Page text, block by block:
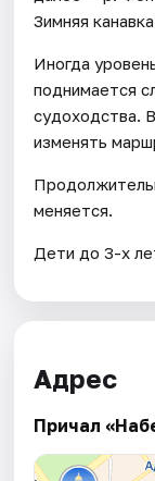
Зимняя
Иногда
поднимается
судоходства.
изменять
меняется.
Дети до 3-х
Адрес
Причал